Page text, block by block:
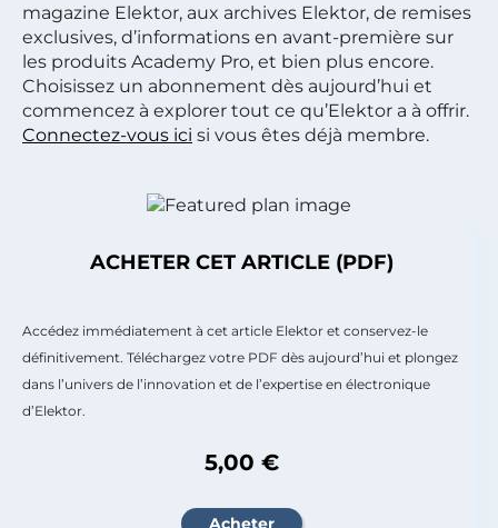
magazine Elektor, aux archives Elektor, de remises
exclusives, d’informations en avant-première sur
les produits Academy Pro, et bien plus encore.
Choisissez un abonnement dès aujourd’hui et
commencez à explorer tout ce qu’Elektor a à offrir.
Connectez-vous ici si vous êtes déjà membre.
ACHETER CET ARTICLE (PDF)
Accédez immédiatement à cet article Elektor et conservez-le
définitivement. Téléchargez votre PDF dès aujourd’hui et plongez
dans l’univers de l’innovation et de l’expertise en électronique
d’Elektor.
5,00 €